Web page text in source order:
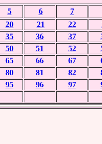
5 6 7
20 21 22
35 36 37
50 51 52
65 66 67
80 81 82
95 96 97